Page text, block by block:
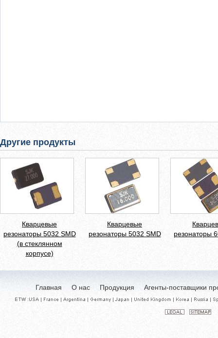
Другие продукты
Кварцевые
резонаторы 5032 SMD
(в стеклянном
корпусе)
Кварцевые
резонаторы 5032 SMD
резонаторы
Главная О нас Продукция Агенты-поставщики